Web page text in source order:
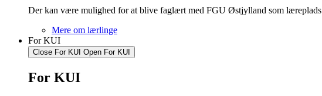
Der kan være mulighed for at blive faglært med FGU Østjylland som læreplads
Mere om lærlinge
For KUI
Close For KUI Open For KUI
For KUI